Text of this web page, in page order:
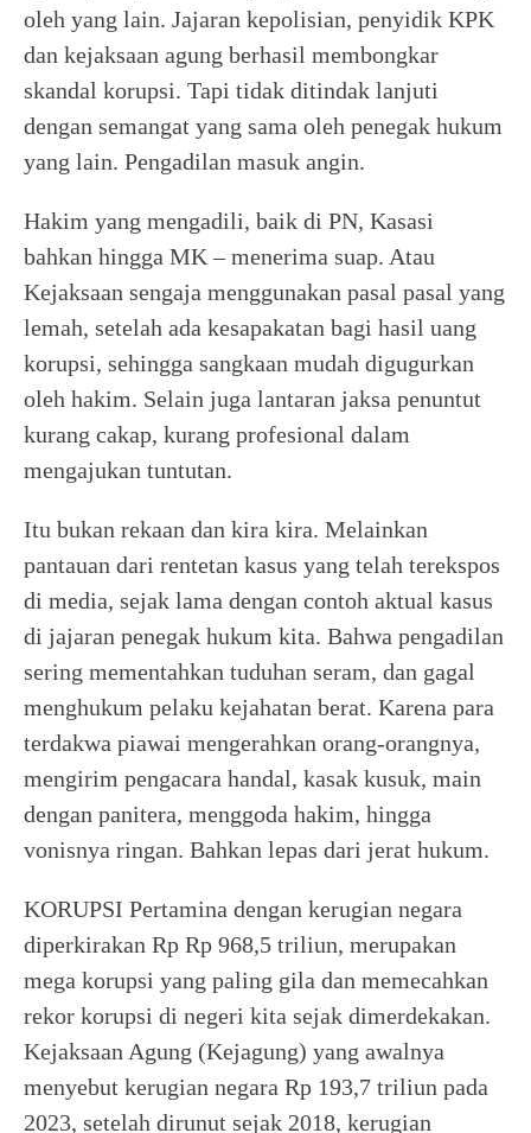
oleh yang lain. Jajaran kepolisian, penyidik KPK
dan kejaksaan agung berhasil membongkar
skandal korupsi. Tapi tidak ditindak lanjuti
dengan semangat yang sama oleh penegak hukum
yang lain. Pengadilan masuk angin.
Hakim yang mengadili, baik di PN, Kasasi
bahkan hingga MK – menerima suap. Atau
Kejaksaan sengaja menggunakan pasal pasal yang
lemah, setelah ada kesapakatan bagi hasil uang
korupsi, sehingga sangkaan mudah digugurkan
oleh hakim. Selain juga lantaran jaksa penuntut
kurang cakap, kurang profesional dalam
mengajukan tuntutan.
Itu bukan rekaan dan kira kira. Melainkan
pantauan dari rentetan kasus yang telah terekspos
di media, sejak lama dengan contoh aktual kasus
di jajaran penegak hukum kita. Bahwa pengadilan
sering mementahkan tuduhan seram, dan gagal
menghukum pelaku kejahatan berat. Karena para
terdakwa piawai mengerahkan orang-orangnya,
mengirim pengacara handal, kasak kusuk, main
dengan panitera, menggoda hakim, hingga
vonisnya ringan. Bahkan lepas dari jerat hukum.
KORUPSI Pertamina dengan kerugian negara
diperkirakan Rp Rp 968,5 triliun, merupakan
mega korupsi yang paling gila dan memecahkan
rekor korupsi di negeri kita sejak dimerdekakan.
Kejaksaan Agung (Kejagung) yang awalnya
menyebut kerugian negara Rp 193,7 triliun pada
2023, setelah dirunut sejak 2018, kerugian